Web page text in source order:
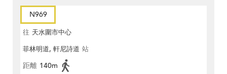
N969
往 天水圍市中心
菲林明道, 軒尼詩道 站
距離 140m